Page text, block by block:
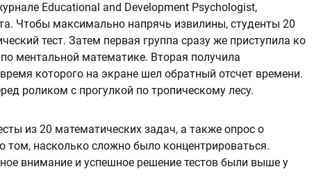
Educational and Development Psychologist,
Чтобы максимально напрячь извилины, студенты 20
тест. Затем первая группа сразу же приступила ко
ментальной математике. Вторая получила
которого на экране шел обратный отсчет времени.
роликом с прогулкой по тропическому лесу.
из 20 математических задач, а также опрос о
том, насколько сложно было концентрироваться.
внимание и успешное решение тестов были выше у